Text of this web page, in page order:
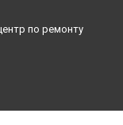
по ремонту